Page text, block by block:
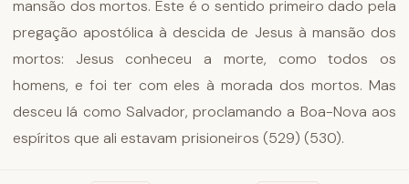
mansão dos mortos. Este é o sentido primeiro dado pela
pregação apostólica à descida de Jesus à mansão dos
mortos: Jesus conheceu a morte, como todos os
homens, e foi ter com eles à morada dos mortos. Mas
desceu lá como Salvador, proclamando a Boa-Nova aos
espíritos que ali estavam prisioneiros (529) (530).